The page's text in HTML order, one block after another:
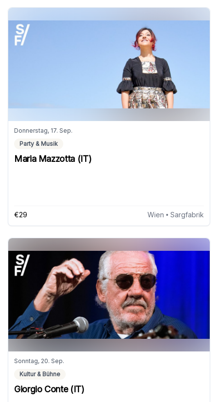
Donnerstag, 17. Sep.
Party & Musik
Maria Mazzotta (IT)
€29 Wien • Sargfabrik
Sonntag, 20. Sep.
Kultur & Bühne
Giorgio Conte (IT)